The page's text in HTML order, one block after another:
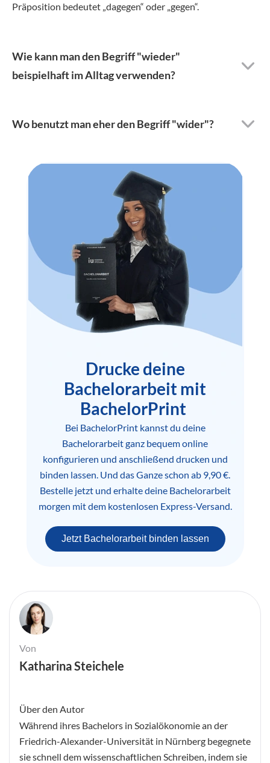
Präposition bedeutet „dagegen“ oder „gegen“.
Wie kann man den Begriff "wieder"
beispielhaft im Alltag verwenden?
Wo benutzt man eher den Begriff "wider"?
Drucke deine
Bachelorarbeit mit
BachelorPrint
Bei BachelorPrint kannst du deine
Bachelorarbeit ganz bequem online
konfigurieren und anschließend drucken und
binden lassen. Und das Ganze schon ab 9,90 €.
Bestelle jetzt und erhalte deine Bachelorarbeit
morgen mit dem kostenlosen Express-Versand.
Jetzt Bachelorarbeit binden lassen
Von
Katharina Steichele
Über den Autor
Während ihres Bachelors in Sozialökonomie an der
Friedrich-Alexander-Universität in Nürnberg begegnete
sie schnell dem wissenschaftlichen Schreiben, indem sie